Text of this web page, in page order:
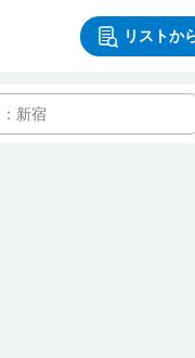
リストか